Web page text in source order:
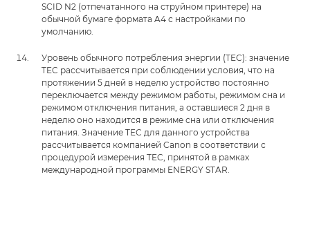
SCID N2 (отпечатанного на струйном принтере) на
обычной бумаге формата A4 с настройками по
умолчанию.
Уровень обычного потребления энергии (TEC): значение
TEC рассчитывается при соблюдении условия, что на
протяжении 5 дней в неделю устройство постоянно
переключается между режимом работы, режимом сна и
режимом отключения питания, а оставшиеся 2 дня в
неделю оно находится в режиме сна или отключения
питания. Значение TEC для данного устройства
рассчитывается компанией Canon в соответствии с
процедурой измерения TEC, принятой в рамках
международной программы ENERGY STAR.